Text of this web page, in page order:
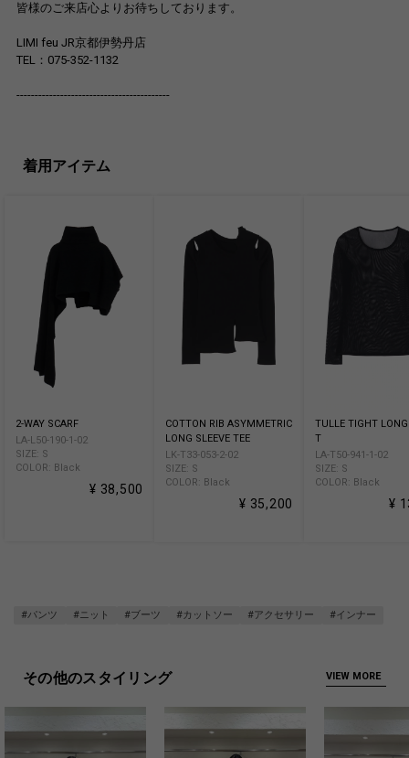
皆様のご来店心よりお待ちしております。
LIMI feu JR京都伊勢丹店
TEL：075-352-1132
------------------------------------------
着用アイテム
2-WAY SCARF
LA-L50-190-1-02
SIZE: S
COLOR: Black
¥ 38,500
COTTON RIB ASYMMETRIC
LONG SLEEVE TEE
LK-T33-053-2-02
SIZE: S
COLOR: Black
¥ 35,200
TULLE TIGHT
T
LA-T50-941-1-02
SIZE: S
COLOR: Black
¥
#パンツ #ニット #ブーツ #カットソー #アクセサリー #インナー
その他のスタイリング VIEW MORE